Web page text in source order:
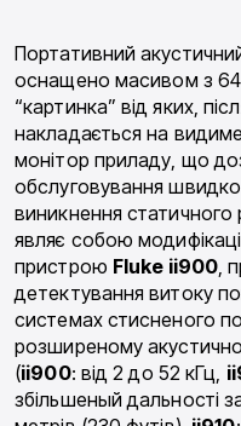
Портативний
оснащено масивом з 64
“картинка” від яких,
накладається на
монітор приладу, що
обслуговування швидко
виникнення
являє собою
пристрою Fluke ii900 ,
детектування витоку
системах стисненого
розширеному
(ii900: від 2 до 52 кГц,
збільшеный дальності